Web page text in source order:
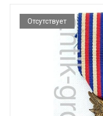
Отсутствует